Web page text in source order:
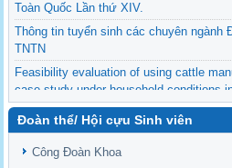
Toàn Quốc Lần thứ XIV.
Thông tin tuyển sinh các chuyên ngành
TNTN
Feasibility evaluation of using cattle
case study under household conditions
Delta
Sediment properties in flood-based
upstream Mekong Delta
Đoàn thể/ Hội cựu Sinh viên
Công Đoàn Khoa